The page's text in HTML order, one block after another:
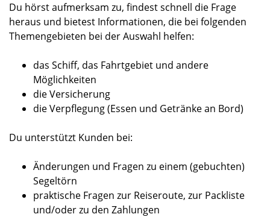
Du hörst aufmerksam zu, findest schnell die Frage
heraus und bietest Informationen, die bei folgenden
Themengebieten bei der Auswahl helfen:
das Schiff, das Fahrtgebiet und andere
Möglichkeiten
die Versicherung
die Verpflegung (Essen und Getränke an Bord)
Du unterstützt Kunden bei:
Änderungen und Fragen zu einem (gebuchten)
Segeltörn
praktische Fragen zur Reiseroute, zur Packliste
und/oder zu den Zahlungen